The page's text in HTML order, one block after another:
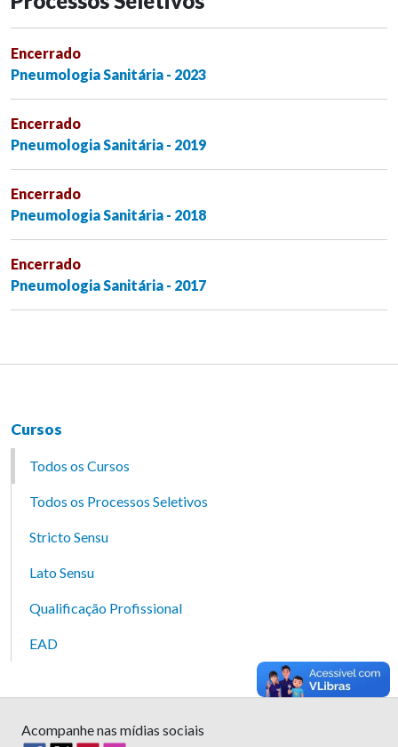
Encerrado
Pneumologia Sanitária - 2023
Encerrado
Pneumologia Sanitária - 2019
Encerrado
Pneumologia Sanitária - 2018
Encerrado
Pneumologia Sanitária - 2017
Cursos
Todos os Cursos
Todos os Processos Seletivos
Stricto Sensu
Lato Sensu
Qualificação Profissional
EAD
Acompanhe nas mídias sociais